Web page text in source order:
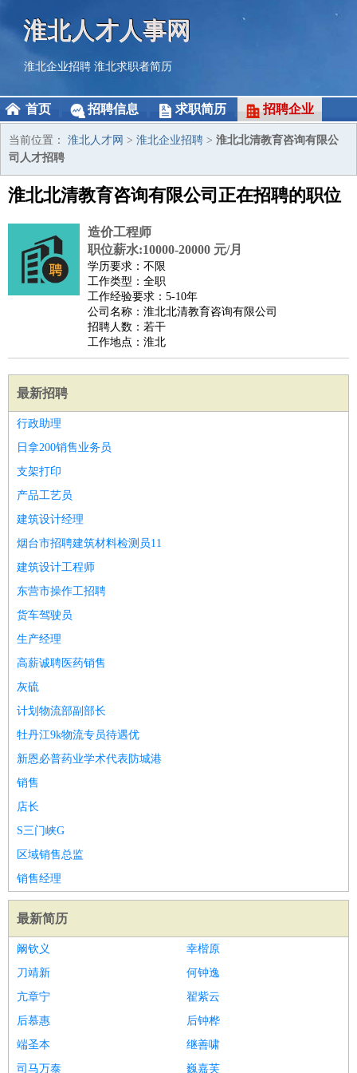
淮北人才人事网
淮北企业招聘 淮北求职者简历
首页 招聘信息 求职简历 招聘企业
当前位置： 淮北人才网 > 淮北企业招聘 > 淮北北清教育咨询有限公
司人才招聘
淮北北清教育咨询有限公司正在招聘的职位
造价工程师
职位薪水:10000-20000 元/月
学历要求：不限
工作类型：全职
工作经验要求：5-10年
公司名称：淮北北清教育咨询有限公司
招聘人数：若干
工作地点：淮北
最新招聘
行政助理
日拿200销售业务员
支架打印
产品工艺员
建筑设计经理
烟台市招聘建筑材料检测员11
建筑设计工程师
东营市操作工招聘
货车驾驶员
生产经理
高薪诚聘医药销售
灰硫
计划物流部副部长
牡丹江9k物流专员待遇优
新恩必普药业学术代表防城港
销售
店长
S三门峡G
区域销售总监
销售经理
最新简历
阚钦义
幸楷原
刀靖新
何钟逸
亢章宁
翟紫云
后慕惠
后钟桦
端圣本
继善啸
司马万泰
巍嘉芙